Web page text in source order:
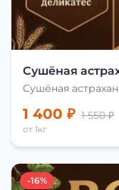
Сушёная
Сушёная
1 400 ₽ 1 550 ₽
от 1кг
-16%